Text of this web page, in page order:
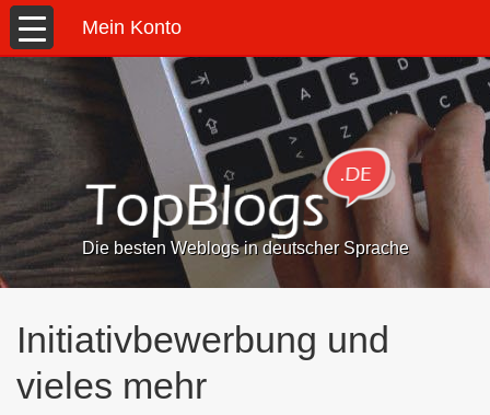
Mein Konto
Die besten Weblogs in deutscher Sprache
Initiativbewerbung und
vieles mehr